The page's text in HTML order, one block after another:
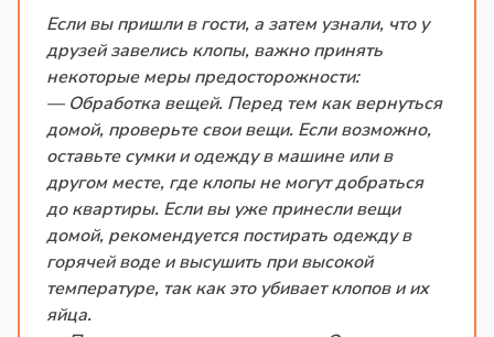
Если вы пришли в гости, а затем узнали, что у
друзей завелись клопы, важно принять
некоторые меры предосторожности:
— Обработка вещей. Перед тем как вернуться
домой, проверьте свои вещи. Если возможно,
оставьте сумки и одежду в машине или в
другом месте, где клопы не могут добраться
до квартиры. Если вы уже принесли вещи
домой, рекомендуется постирать одежду в
горячей воде и высушить при высокой
температуре, так как это убивает клопов и их
яйца.